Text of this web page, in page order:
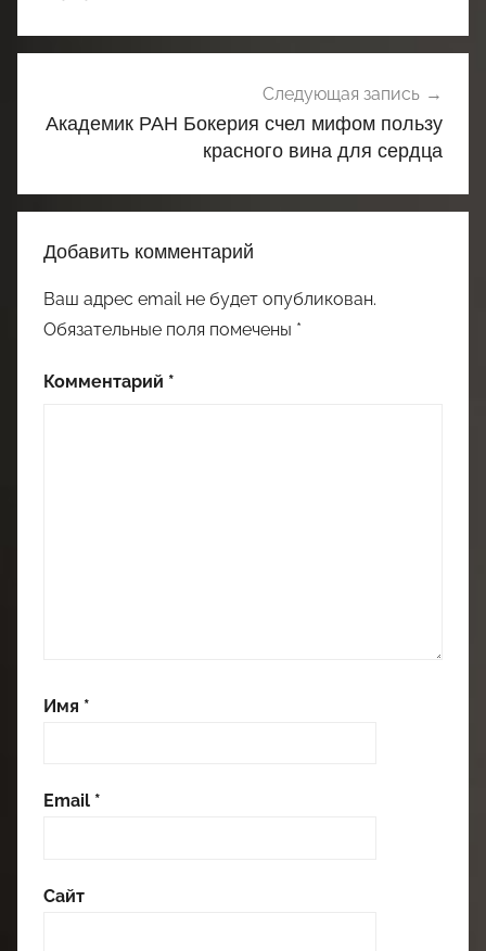
Следующая запись
Академик РАН Бокерия счел мифом пользу
красного вина для сердца
Добавить комментарий
Ваш адрес email не будет опубликован.
Обязательные поля помечены *
Комментарий *
Имя *
Email *
Сайт